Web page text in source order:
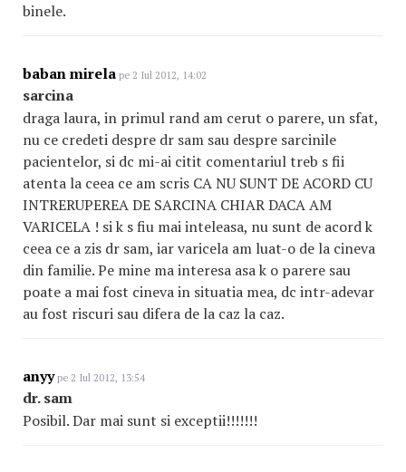
binele.
baban mirela pe 2 Iul 2012, 14:02
sarcina
draga laura, in primul rand am cerut o parere, un sfat,
nu ce credeti despre dr sam sau despre sarcinile
pacientelor, si dc mi-ai citit comentariul treb s fii
atenta la ceea ce am scris CA NU SUNT DE ACORD CU
INTRERUPEREA DE SARCINA CHIAR DACA AM
VARICELA ! si k s fiu mai inteleasa, nu sunt de acord k
ceea ce a zis dr sam, iar varicela am luat-o de la cineva
din familie. Pe mine ma interesa asa k o parere sau
poate a mai fost cineva in situatia mea, dc intr-adevar
au fost riscuri sau difera de la caz la caz.
anyype 2 Iul 2012, 13:54
dr. sam
Posibil. Dar mai sunt si exceptii!!!!!!!